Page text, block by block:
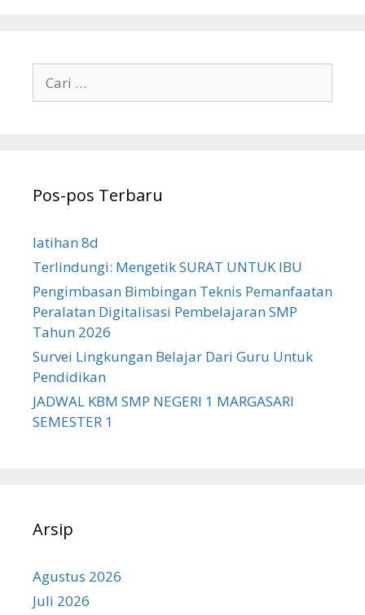
untuk:
Pos-pos Terbaru
latihan 8d
Terlindungi: Mengetik SURAT UNTUK IBU
Pengimbasan Bimbingan Teknis Pemanfaatan
Peralatan Digitalisasi Pembelajaran SMP
Tahun 2026
Survei Lingkungan Belajar Dari Guru Untuk
Pendidikan
JADWAL KBM SMP NEGERI 1 MARGASARI
SEMESTER 1
Arsip
Agustus 2026
Juli 2026